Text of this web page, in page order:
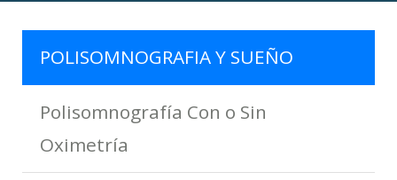
POLISOMNOGRAFIA Y SUEÑO
Polisomnografía Con o Sin
Oximetría